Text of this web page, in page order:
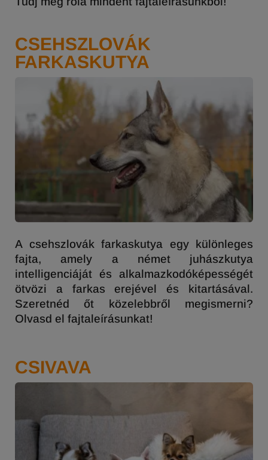
CSEHSZLOVÁK
FARKASKUTYA
A csehszlovák farkaskutya egy különleges
fajta, amely a német juhászkutya
intelligenciáját és alkalmazkodóképességét
ötvözi a farkas erejével és kitartásával.
Szeretnéd őt közelebbről megismerni?
Olvasd el fajtaleírásunkat!
CSIVAVA